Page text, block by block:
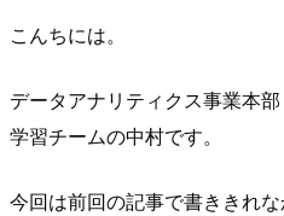
こんちには。
データアナリティクス事業本
学習チームの中村です。
今回は前回の記事で書ききれ